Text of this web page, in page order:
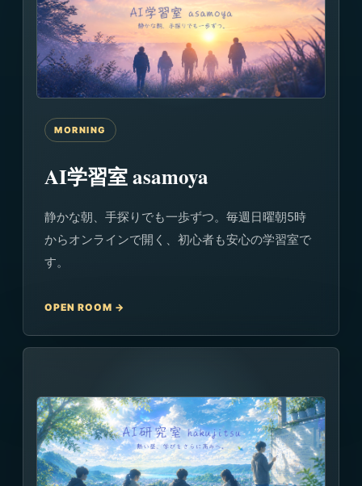
MORNING
AI学習室 asamoya
静かな朝、手探りでも一歩ずつ。毎週日曜朝5時
からオンラインで開く、初心者も安心の学習室で
す。
OPEN ROOM →